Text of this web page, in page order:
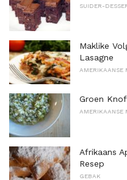
SUIDER-
Maklike
Lasagne
AMERIKAANSE
Groen
AMERIKAANSE
Afrikaans
Resep
GEBAK